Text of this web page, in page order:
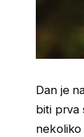
Dan je
biti prva